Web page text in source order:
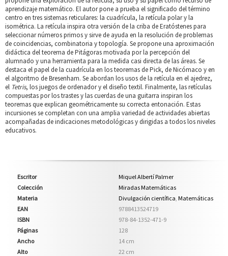
aprendizaje matemático. El autor pone a prueba el significado del término
centro en tres sistemas reticulares: la cuadrícula, la retícula polar y la
isométrica. La retícula inspira otra versión de la criba de Eratóstenes para
seleccionar números primos y sirve de ayuda en la resolución de problemas
de coincidencias, combinatoria y topología. Se propone una aproximación
didáctica del teorema de Pitágoras motivada por la percepción del
alumnado y una herramienta para la medida casi directa de las áreas. Se
destaca el papel de la cuadrícula en los teoremas de Pick, de Nicómaco y en
el algoritmo de Bresenham. Se abordan los usos de la retícula en el ajedrez,
el Tetris, los juegos de ordenador y el diseño textil. Finalmente, las retículas
compuestas por los trastes y las cuerdas de una guitarra inspiran los
teoremas que explican geométricamente su correcta entonación. Estas
incursiones se completan con una amplia variedad de actividades abiertas
acompañadas de indicaciones metodológicas y dirigidas a todos los niveles
educativos.
Escritor
Miquel Albertí Palmer
Colección
Miradas Matemáticas
Materia
Divulgación científica Matemáticas
EAN
9788413524719
ISBN
978-84-1352-471-9
Páginas
128
Ancho
14 cm
Alto
22 cm